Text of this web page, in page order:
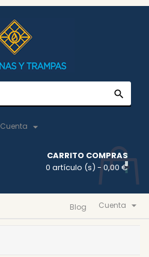
search
Cuenta 
CARRITO COMPRAS
0 artículo (s) - 0,00 €
Cuenta 
Blog